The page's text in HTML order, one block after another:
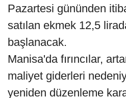
Pazartesi gününden
satılan ekmek 12,5
başlanacak.
Manisa'da fırıncılar,
maliyet giderleri
yeniden düzenleme